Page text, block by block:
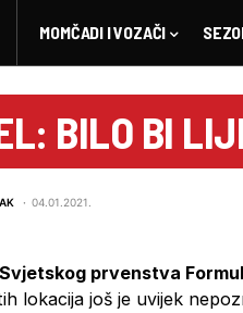
MOMČADI I VOZAČI
BILO BI
04.01.2021.
Svjetskog prvenstva
lokacija još je uvijek